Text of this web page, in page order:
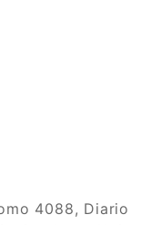
4088, Diario